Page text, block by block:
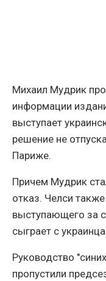
Михаил Мудрик
информации
выступает
решение не
Париже.
Причем Мудрик
отказ. Челси
выступающего за
сыграет с
Руководство
пропустили